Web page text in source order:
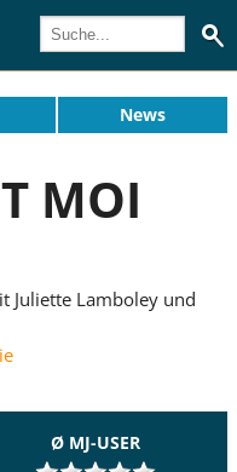
News
MOI
Juliette Lamboley und
Ø MJ-USER